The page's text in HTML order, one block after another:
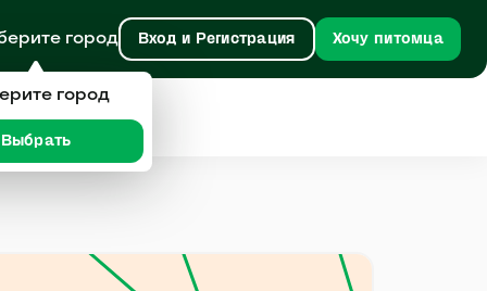
город Вход и Регистрация Хочу питомца
город
Выбрать